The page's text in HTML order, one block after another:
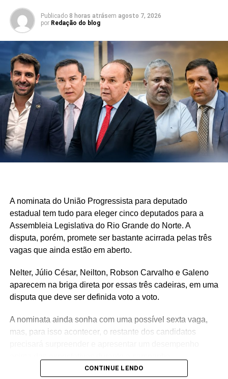
Publicado 8 horas atrásem agosto 7, 2026
por Redação do blog
A nominata do União Progressista para deputado
estadual tem tudo para eleger cinco deputados para a
Assembleia Legislativa do Rio Grande do Norte. A
disputa, porém, promete ser bastante acirrada pelas três
vagas que ainda estão em aberto.
Nelter, Júlio César, Neilton, Robson Carvalho e Galeno
aparecem na briga direta por essas três cadeiras, em uma
disputa que deve ser definida voto a voto.
A nominata ainda sonha com uma possível sexta vaga,
mas, para isso acontecer, o restante dos candidatos
CONTINUE LENDO